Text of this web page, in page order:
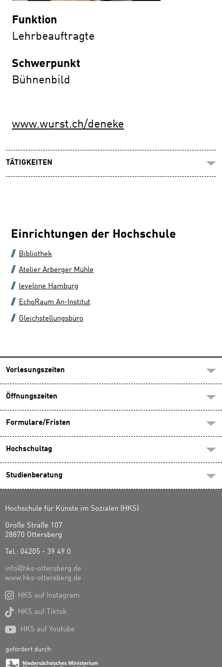
Funktion
Lehrbeauftragte
Schwerpunkt
Bühnenbild
www.wurst.ch/deneke
TÄTIGKEITEN
Einrichtungen der Hochschule
Bibliothek
Atelier Arberger Mühle
levelone Hamburg
EchoRaum An-Institut
Gleichstellungsbüro
Vorlesungszeiten
Öffnungszeiten
Formulare/Fristen
Hochschultag
Studienberatung
Hochschule für Künste im Sozialen (HKS)
Große Straße 107
28870 Ottersberg
Tel.: 04205 - 39 49 0
info@hks-ottersberg.de
www.hks-ottersberg.de
 HKS auf Instagram
 HKS auf Tiktok
 HKS auf Youtube